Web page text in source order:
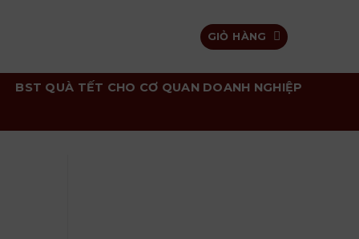
GIỎ HÀNG
BST QUÀ TẾT CHO CƠ QUAN DOANH NGHIỆP